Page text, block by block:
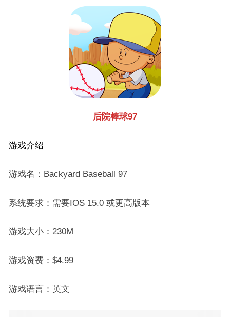
后院棒球97
游戏介绍
游戏名：Backyard Baseball 97
系统要求：需要IOS 15.0 或更高版本
游戏大小：230M
游戏资费：$4.99
游戏语言：英文